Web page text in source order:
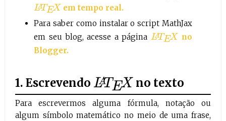
LATEX em tempo real.
Para saber como instalar o script MathJax
em seu blog, acesse a páginaLATEXno
Blogger.
1. Escrevendo LATEX no texto
Para escrevermos alguma fórmula, notação ou
algum símbolo matemático no meio de uma frase,